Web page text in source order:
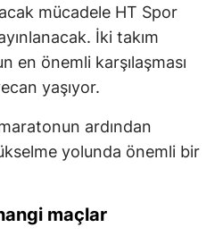
mücadele HT Spor
İki takım
en önemli karşılaşması
yaşıyor.
ardından
yolunda önemli bir
maçlar